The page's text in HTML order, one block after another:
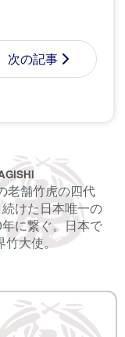
次の記事
老舗竹虎の四代
けた日本唯一の
に繋ぐ。日本で
竹大使。